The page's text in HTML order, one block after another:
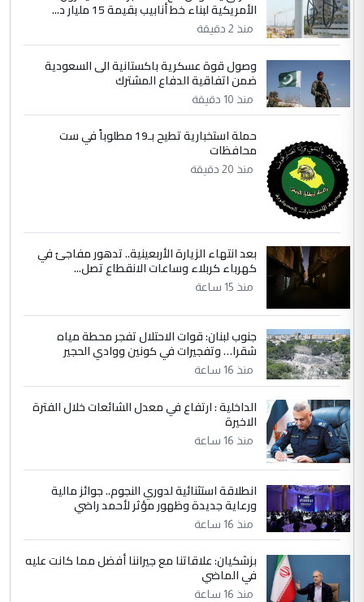
الموضوع :
وزير الصحة يعفي مدير مستشفى الكرخ
العام في بغداد
4 سردار
التعليق : واحد من عصابة علي ماما يسقط
ابا فرات ...
الموضوع :
الجواهري يرد على صدام حسين سل
مضجعيك يابن الزنا (نص كامل)
سردار
التعليق : واحد من عصابة علي ماما يسقط
جنسية الرافد الثالث للعراق ومن اصول عريقة
ابا فرات ...
الموضوع :الجواهري يرد على صدام حسين سل
مضجعيك يابن الزنا (نص كامل)
الأمريكية لبناء خط أنابيب بقيمة 15 مليار د...
منذ 2 دقيقة
وصول قوة عسكرية باكستانية الى السعودية
ضمن اتفاقية الدفاع المشترك
منذ 10 دقيقة
حملة استخبارية تطيح بـ19 مطلوباً في ست
محافظات
منذ 20 دقيقة
بعد انتهاء الزيارة الأربعينية.. تدهور مفاجئ في
كهرباء كربلاء وساعات الانقطاع تصل...
منذ 15 ساعة
جنوب لبنان: قوات الاحتلال تفجر محطة مياه
شقرا… وتفجيرات في كونين ووادي الحجير
منذ 16 ساعة
الداخلية : ارتفاع في معدل الشائعات خلال الفترة
الاخيرة
منذ 16 ساعة
انطلاقة استثنائية لدوري النجوم.. جوائز مالية
ورعاية جديدة وظهور مؤثر لأحمد راضي
منذ 16 ساعة
بزشكيان: علاقاتنا مع جيراننا أفضل مما كانت عليه
في الماضي
منذ 16 ساعة